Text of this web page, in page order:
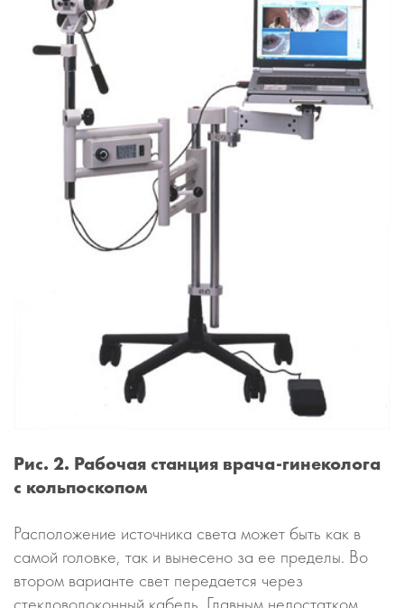
Рис. 2. Рабочая станция врача-гинеколога
с кольпоскопом
Расположение источника света может быть как в
самой головке, так и вынесено за ее пределы. Во
втором варианте свет передается через